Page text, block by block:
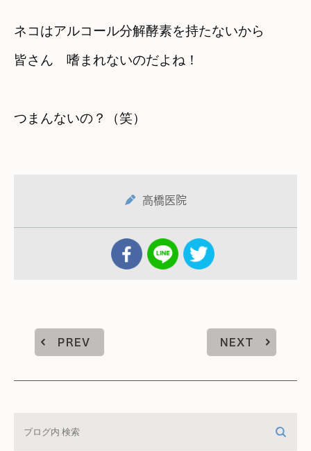
ネコはアルコール分解酵素を持たないから
皆さん　嗜まれないのだよね！
つまんないの？（笑）
高橋医院
PREV NEXT